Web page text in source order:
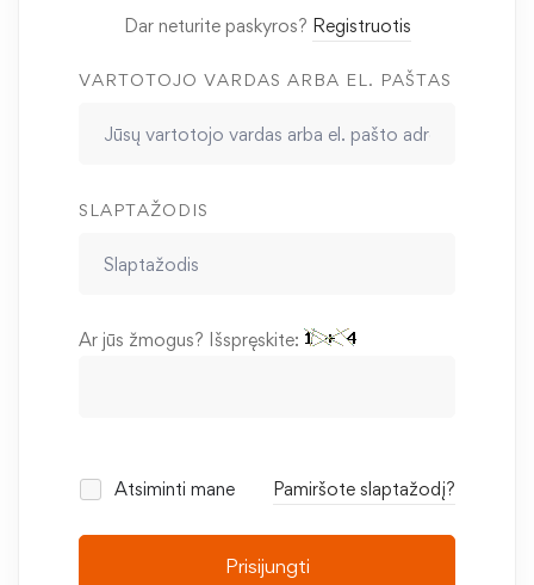
Dar neturite paskyros? Registruotis
VARTOTOJO VARDAS ARBA EL. PAŠTAS
SLAPTAŽODIS
Ar jūs žmogus? Išspręskite:
Atsiminti mane Pamiršote slaptažodį?
Prisijungti